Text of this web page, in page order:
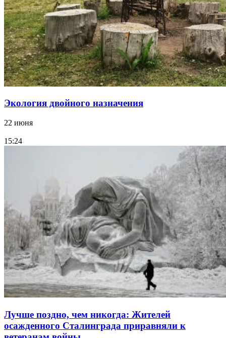
Экология двойного назначения
22 июня
15:24
Лучше поздно, чем никогда: Жителей
осажденного Сталинграда приравняли к